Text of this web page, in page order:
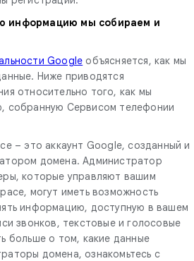
информацию мы собираем и
Google объясняется, как мы
Ниже приводятся
относительно того, как мы
собранную Сервисом телефонии
– это аккаунт Google, созданный и
домена. Администратор
которые управляют вашим
могут иметь возможность
информацию, доступную в вашем
звонков, текстовые и голосовые
больше о том, какие данные
домена, ознакомьтесь с